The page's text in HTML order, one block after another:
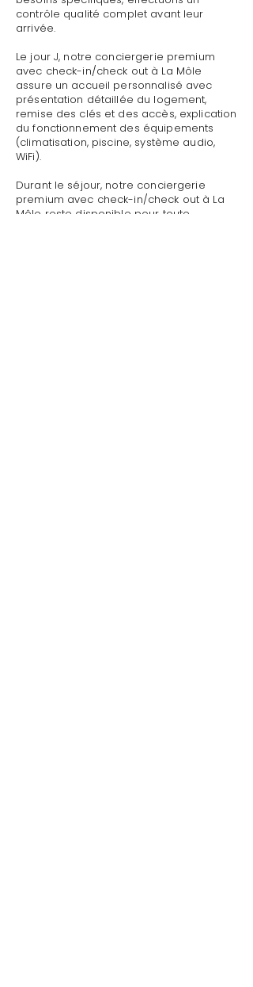
contrôle qualité complet avant leur
arrivée.
Le jour J, notre conciergerie premium
avec check-in/check out à La Môle
assure un accueil personnalisé avec
présentation détaillée du logement,
remise des clés et des accès, explication
du fonctionnement des équipements
(climatisation, piscine, système audio,
WiFi).
Durant le séjour, notre conciergerie
premium avec check-in/check out à La
Môle reste disponible pour toute